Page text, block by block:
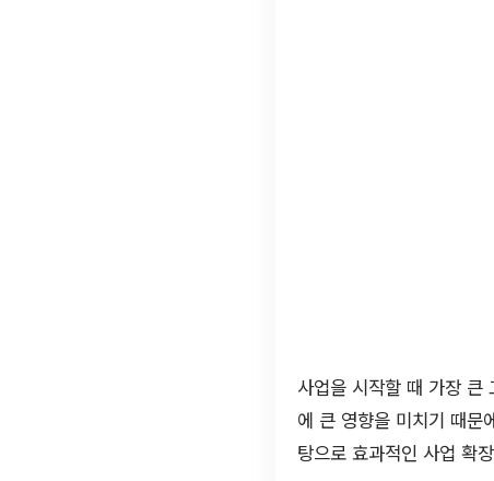
사업을 시작할 때 가장 큰
에 큰 영향을 미치기 때문
탕으로 효과적인 사업 확